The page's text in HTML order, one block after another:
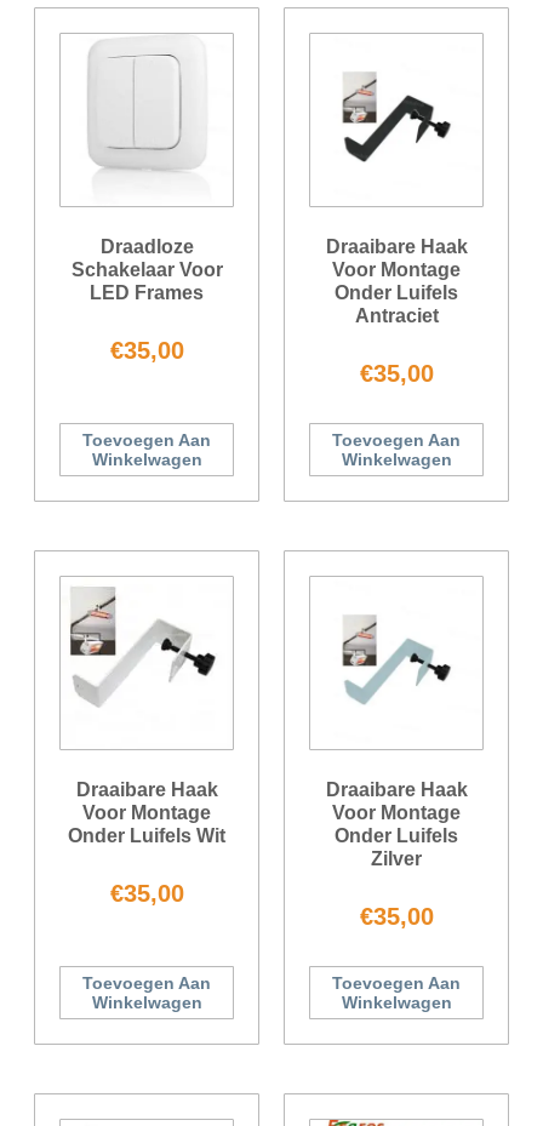
Draadloze
Schakelaar Voor
LED Frames
€35,00
Toevoegen Aan
Winkelwagen
Draaibare Haak
Voor Montage
Onder Luifels
Antraciet
€35,00
Toevoegen Aan
Winkelwagen
Draaibare Haak
Voor Montage
Onder Luifels Wit
€35,00
Toevoegen Aan
Winkelwagen
Draaibare Haak
Voor Montage
Onder Luifels
Zilver
€35,00
Toevoegen Aan
Winkelwagen